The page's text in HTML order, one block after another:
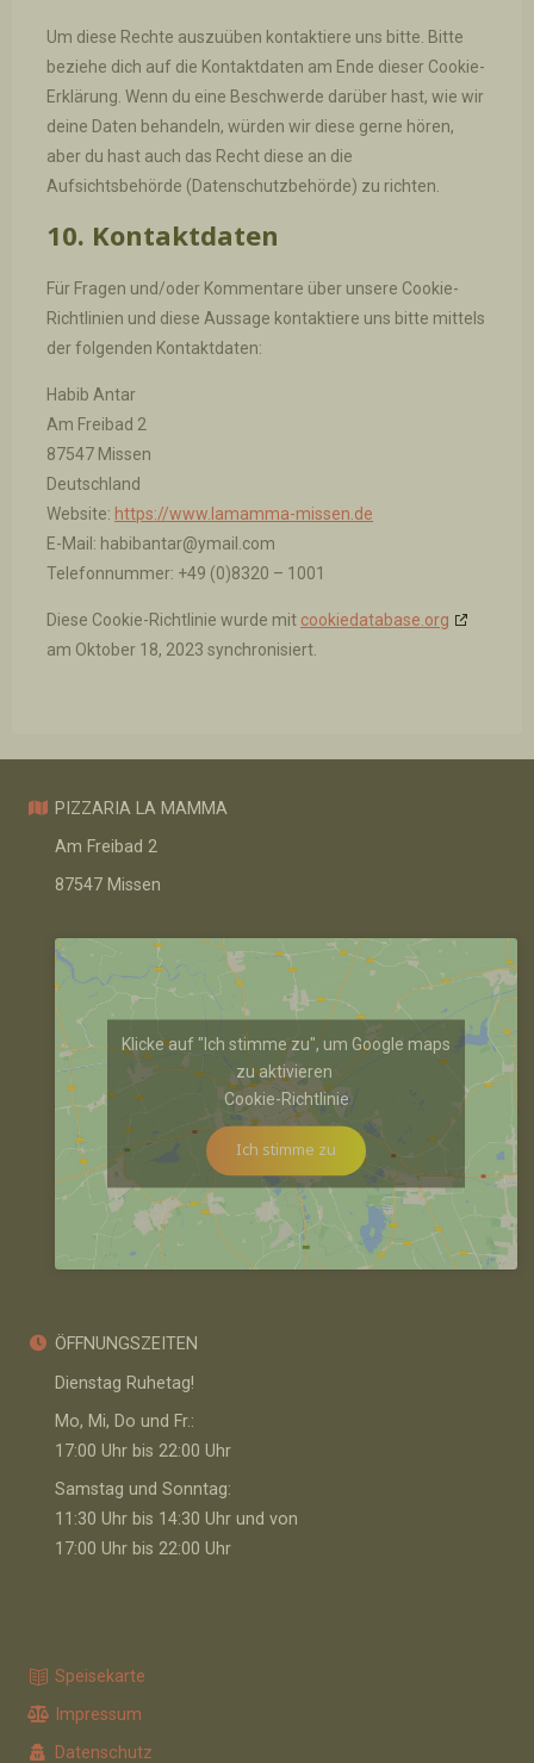
Um diese Rechte auszuüben kontaktiere uns bitte. Bitte
beziehe dich auf die Kontaktdaten am Ende dieser Cookie-
Erklärung. Wenn du eine Beschwerde darüber hast, wie wir
deine Daten behandeln, würden wir diese gerne hören,
aber du hast auch das Recht diese an die
Aufsichtsbehörde (Datenschutzbehörde) zu richten.
10. Kontaktdaten
Für Fragen und/oder Kommentare über unsere Cookie-
Richtlinien und diese Aussage kontaktiere uns bitte mittels
der folgenden Kontaktdaten:
Habib Antar
Am Freibad 2
87547 Missen
Deutschland
Website: https://www.lamamma-missen.de
E-Mail: habibantar@ymail.com
Telefonnummer: +49 (0)8320 – 1001
Diese Cookie-Richtlinie wurde mit cookiedatabase.org
am Oktober 18, 2023 synchronisiert.
PIZZARIA LA MAMMA
Am Freibad 2
87547 Missen
Klicke auf "Ich stimme zu", um Google maps
zu aktivieren
Cookie-Richtlinie
Ich stimme zu
ÖFFNUNGSZEITEN
Dienstag Ruhetag!
Mo, Mi, Do und Fr.:
17:00 Uhr bis 22:00 Uhr
Samstag und Sonntag:
11:30 Uhr bis 14:30 Uhr und von
17:00 Uhr bis 22:00 Uhr
Speisekarte
Impressum
Datenschutz